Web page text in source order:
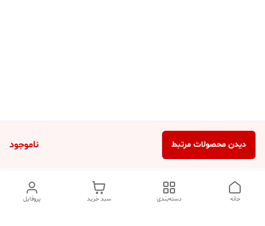
ناموجود دیدن محصولات مرتبط
پروفایل سبد خرید دسته‌بندی خانه